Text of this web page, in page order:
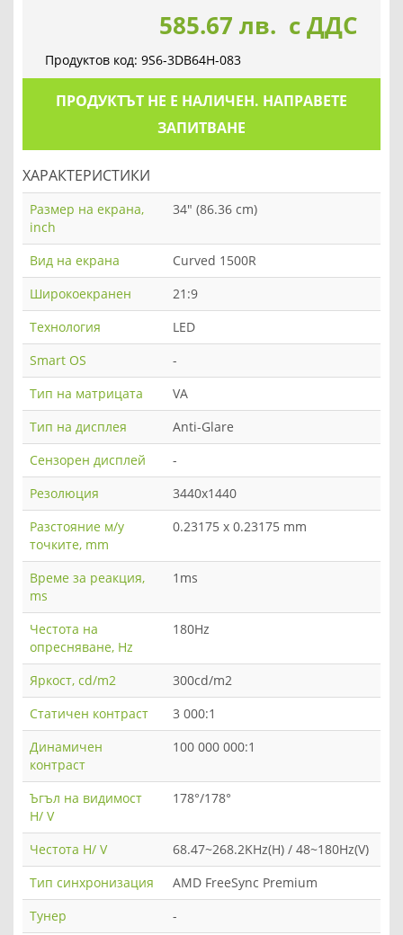
585.67 лв. с ДДС
Продуктов код: 9S6-3DB64H-083
ПРОДУКТЪТ НЕ Е НАЛИЧЕН. НАПРАВЕТЕ
ЗАПИТВАНЕ
ХАРАКТЕРИСТИКИ
Размер на екрана,
inch
34" (86.36 cm)
Вид на екрана
Curved 1500R
Широкоекранен
21:9
Технология
LED
Smart OS
-
Тип на матрицата
VA
Тип на дисплея
Anti-Glare
Сензорен дисплей
-
Резолюция
3440x1440
Разстояние м/у
точките, mm
0.23175 x 0.23175 mm
Време за реакция,
ms
1ms
Честота на
опресняване, Hz
180Hz
Яркост, cd/m2
300cd/m2
Статичен контраст
3 000:1
Динамичен
контраст
100 000 000:1
Ъгъл на видимост
H/ V
178°/178°
Честота H/ V
68.47~268.2KHz(H) / 48~180Hz(V)
Тип синхронизация
AMD FreeSync Premium
Тунер
-